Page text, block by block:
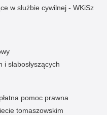
w służbie cywilnej - WKiSz
słabosłyszących
pomoc prawna
tomaszowskim